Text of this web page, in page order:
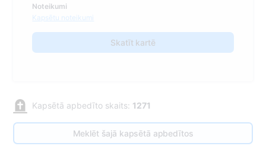
Noteikumi
Kapsētu noteikumi
Skatīt kartē
Kapsētā apbedīto skaits: 1271
Meklēt šajā kapsētā apbedītos